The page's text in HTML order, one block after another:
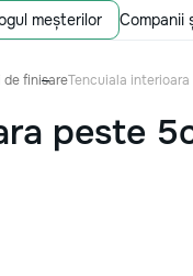
meșterilor Companii
de finisareTencuiala
peste